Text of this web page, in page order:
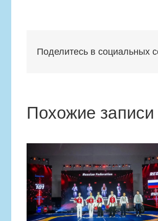
Поделитесь в социальных
Похожие записи